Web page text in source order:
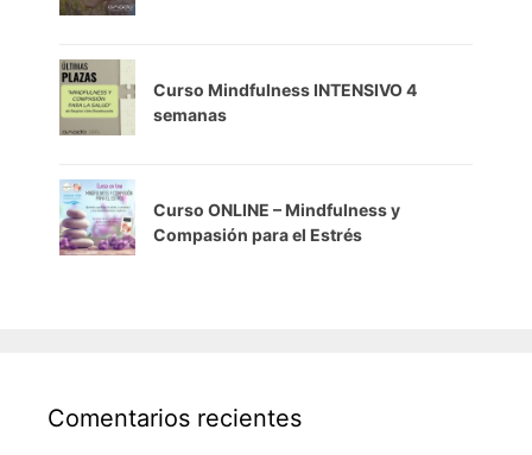
Curso Mindfulness INTENSIVO 4
semanas
Curso ONLINE – Mindfulness y
Compasión para el Estrés
Comentarios recientes